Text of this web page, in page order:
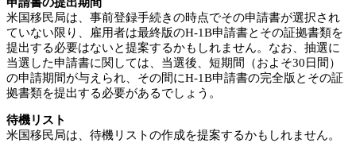
米国移民局は、事前登録手続きの時点でその申請書が選択され
ていない限り、雇用者は最終版のH-1B申請書とその証拠書類を
提出する必要はないと提案するかもしれません。なお、抽選に
当選した申請書に関しては、当選後、短期間（およそ30日間）
の申請期間が与えられ、その間にH-1B申請書の完全版とその証
拠書類を提出する必要があるでしょう。
待機リスト
米国移民局は、待機リストの作成を提案するかもしれません。